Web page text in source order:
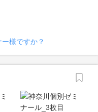
様ですか？